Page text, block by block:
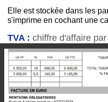
Elle est stockée dans les
s'imprime en cochant une
TVA : chiffre d'affaire